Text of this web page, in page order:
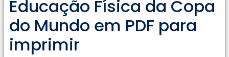
Educação Física da Copa
do Mundo em PDF para
imprimir